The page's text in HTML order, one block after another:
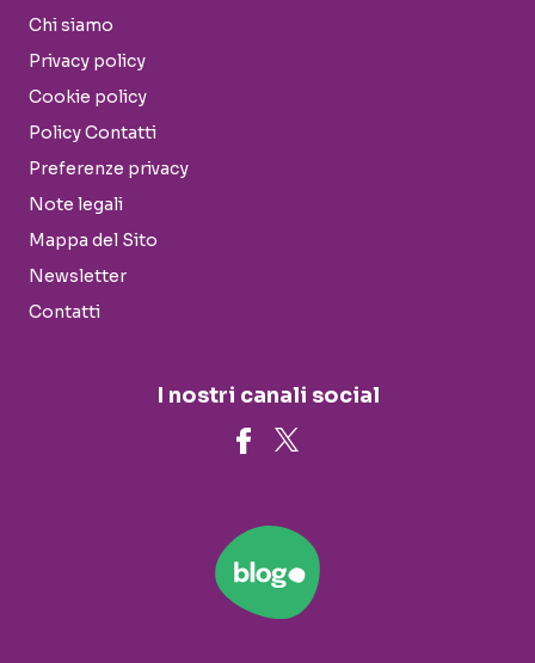
Chi siamo
Privacy policy
Cookie policy
Policy Contatti
Preferenze privacy
Note legali
Mappa del Sito
Newsletter
Contatti
I nostri canali social